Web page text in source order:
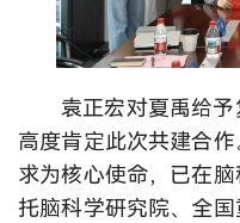
袁正宏对夏禹给
高度肯定此次共建合
求为核心使命，已在
托脑科学研究院、全